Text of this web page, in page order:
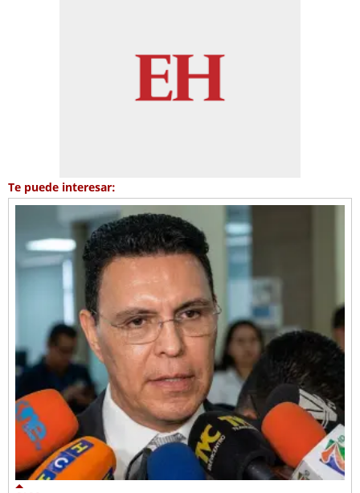
Te puede interesar: